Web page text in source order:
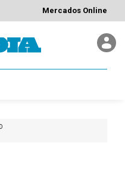
Mercados Online